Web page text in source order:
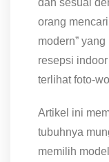
dan sesuai
orang
modern”
resepsi
terlihat foto-
Artikel ini
tubuhnya
memilih